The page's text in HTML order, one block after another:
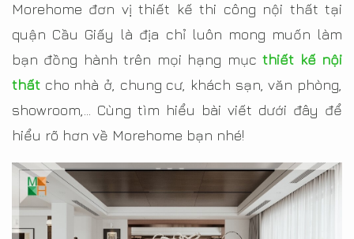
Morehome đơn vị thiết kế thi công nội thất tại
quận Cầu Giấy là địa chỉ luôn mong muốn làm
bạn đồng hành trên mọi hạng mụcthiết kế nội
thất cho nhà ở, chung cư, khách sạn, văn phòng,
showroom,… Cùng tìm hiểu bài viết dưới đây để
hiểu rõ hơn về Morehome bạn nhé!